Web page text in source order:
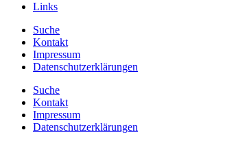
Links
Suche
Kontakt
Impressum
Datenschutzerklärungen
Suche
Kontakt
Impressum
Datenschutzerklärungen